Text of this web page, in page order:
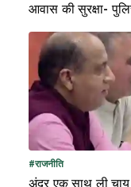
आवास
#राजनीति
अंदर एक साथ ली